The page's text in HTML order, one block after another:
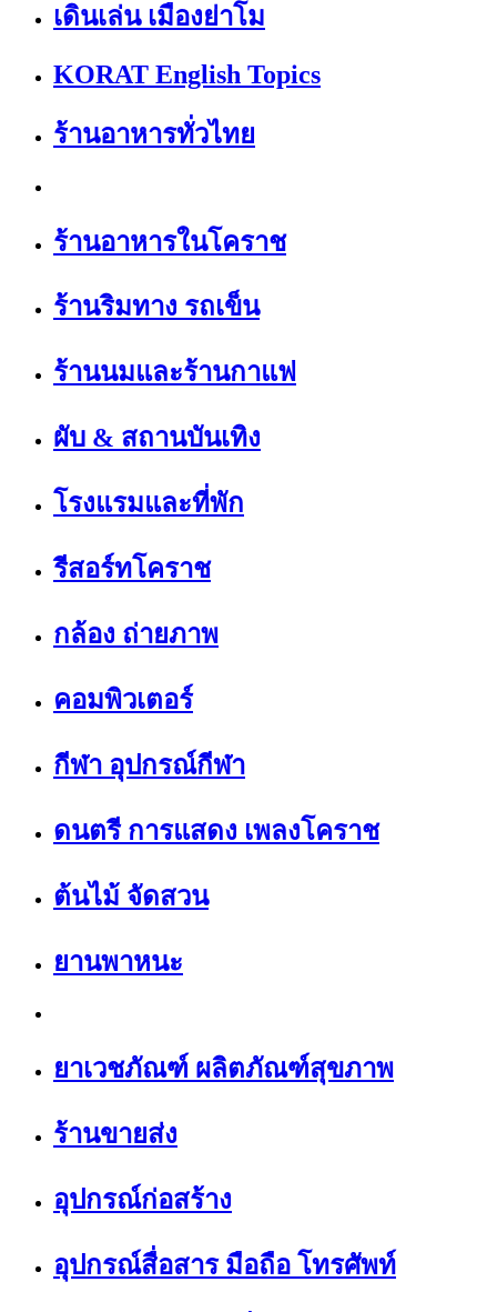
เดินเล่น เมืองย่าโม
KORAT English Topics
ร้านอาหารทั่วไทย
ร้านอาหารในโคราช
ร้านริมทาง รถเข็น
ร้านนมและร้านกาแฟ
ผับ & สถานบันเทิง
โรงแรมและที่พัก
รีสอร์ทโคราช
กล้อง ถ่ายภาพ
คอมพิวเตอร์
กีฬา อุปกรณ์กีฬา
ดนตรี การแสดง เพลงโคราช
ต้นไม้ จัดสวน
ยานพาหนะ
ยาเวชภัณฑ์ ผลิตภัณฑ์สุขภาพ
ร้านขายส่ง
อุปกรณ์ก่อสร้าง
อุปกรณ์สื่อสาร มือถือ โทรศัพท์